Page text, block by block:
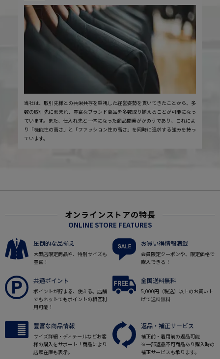
当社は、取引先様との共栄共存を重視した経営姿勢を貫いてきたことから、多
数の取引先に恵まれ、豊富なブランド商品を多数取り揃えることが可能になっ
ています。また、仕入れ先と一体になった商品開発がかのうであり、これによ
り「機能性の高さ」と「ファッション性の高さ」を同時に追求する強みを持っ
ています。
オンラインストアの特長
ONLINE STORE FEATURES
圧倒的な品揃え
大型店限定商品や、特別サイズも
豊富！
お買い得情報満載
会員限定クーポンや、限定価格で
購入できる！
共通ポイント
ポイントが貯まる、使える。店舗
でもネットでもポイントの相互利
用可能！
全国送料無料
5,000円（税込）以上のお買い上
げで送料無料
豊富な商品情報
サイズ詳細・ディテールなどお客
様の購入をサポート！商品により
店頭在庫も表示。
返品・補正サービス
補正前・着用前の返品可能
※一部返品不可商品あり購入時の
補正サービスも承ります。